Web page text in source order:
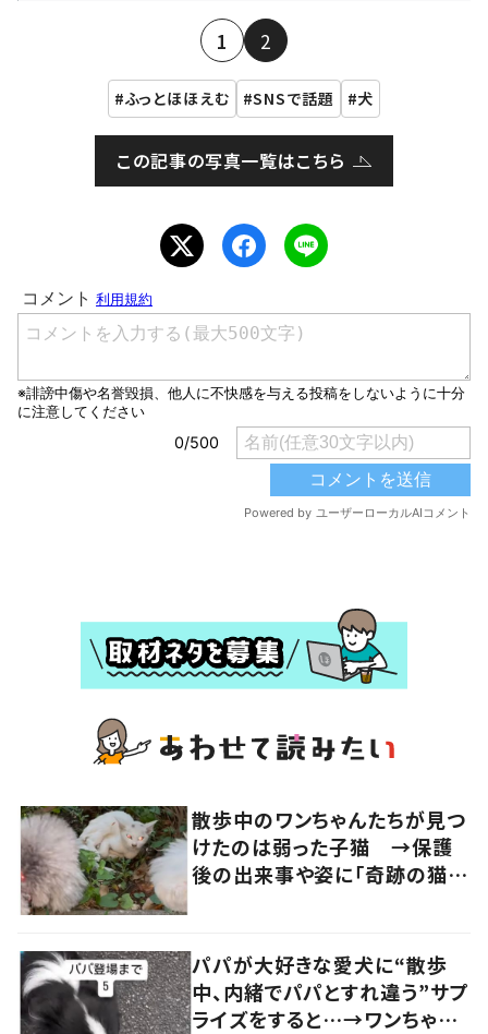
1 2
ふっとほほえむ SNSで話題 犬
この記事の写真一覧はこちら
散歩中のワンちゃんたちが見つ
けたのは弱った子猫 →保護
後の出来事や姿に「奇跡の猫ち
パパが大好きな愛犬に“散歩
中、内緒でパパとすれ違う”サプ
ライズをすると…→ワンちゃん